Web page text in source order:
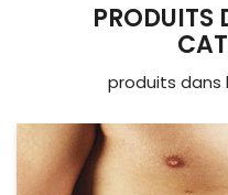
PRODUITS
produits